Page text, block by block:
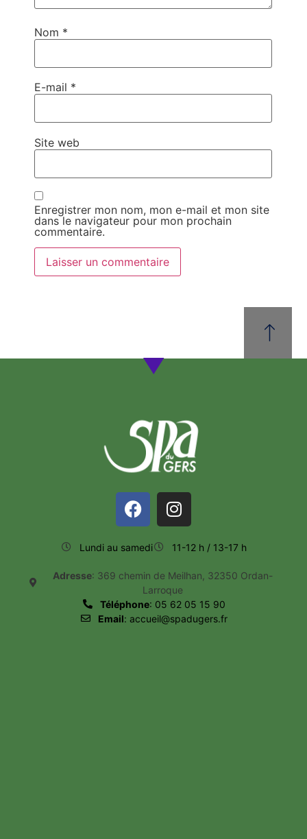
Nom *
E-mail *
Site web
Enregistrer mon nom, mon e-mail et mon site
dans le navigateur pour mon prochain
commentaire.
Lundi au samedi 11-12 h / 13-17 h
Adresse: 369 chemin de Meilhan, 32350 Ordan-
Larroque
Téléphone: 05 62 05 15 90
Email: accueil@spadugers.fr